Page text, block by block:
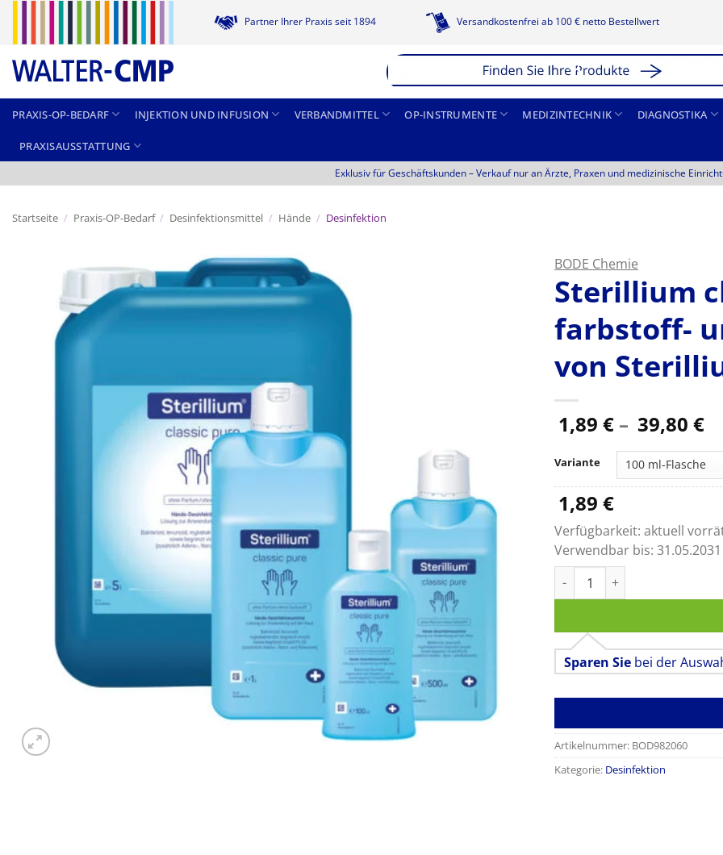
springen
Partner Ihrer Praxis seit 1894 Versandkostenfrei ab 100 € netto Bestellwert
PRAXIS-OP-BEDARF INJEKTION UND INFUSION VERBANDMITTEL OP-INSTRUMENTE MEDIZINTECHNIK DIAGNOSTIKA
PRAXISAUSSTATTUNG
Exklusiv für Geschäftskunden –Verkauf nur an Ärzte, Praxen und medizinische
Startseite / Praxis-OP-Bedarf / Desinfektionsmittel / Hände / Desinfektion
BODE Chemie
Sterillium
farbstoff-
von
1,89 € – 39,80 €
bis
Variante
1,89 €
Verfügbarkeit: aktuell
Verwendbar bis: 31.05.2031
Sparen Sie bei der
Artikelnummer: BOD982060
Kategorie: Desinfektion